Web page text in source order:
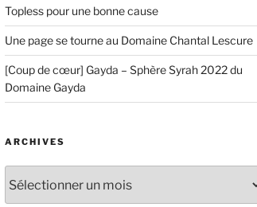
Topless pour une bonne cause
Une page se tourne au Domaine Chantal Lescure
[Coup de cœur] Gayda – Sphère Syrah 2022 du
Domaine Gayda
ARCHIVES